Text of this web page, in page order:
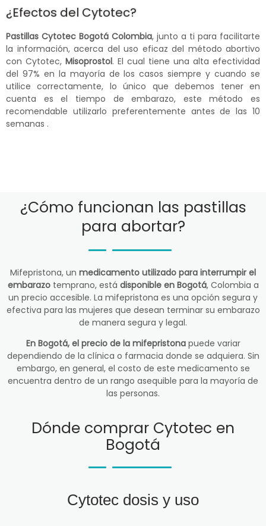
¿Efectos del Cytotec?
Pastillas Cytotec Bogotá Colombia, junto a ti para facilitarte
la información, acerca del uso eficaz del método abortivo
con Cytotec, Misoprostol. El cual tiene una alta efectividad
del 97% en la mayoría de los casos siempre y cuando se
utilice correctamente, lo único que debemos tener en
cuenta es el tiempo de embarazo, este método es
recomendable utilizarlo preferentemente antes de las 10
semanas .
¿Cómo funcionan las pastillas
para abortar?
Mifepristona, un medicamento utilizado para interrumpir el
embarazotemprano, está disponible en Bogotá, Colombia a
un precio accesible. La mifepristona es una opción segura y
efectiva para las mujeres que desean terminar su embarazo
de manera segura y legal.
En Bogotá, el precio de la mifepristonapuede variar
dependiendo de la clínica o farmacia donde se adquiera. Sin
embargo, en general, el costo de este medicamento se
encuentra dentro de un rango asequible para la mayoría de
las personas.
Dónde comprar Cytotec en
Bogotá
Cytotec dosis y uso